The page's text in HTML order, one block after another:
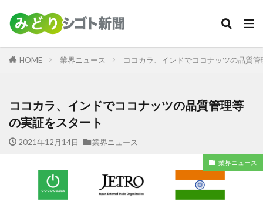
HOME 業界ニュース ココカラ、インドでココナッツの品質
ココカラ、インドでココナッツの品質管理等
の実証をスタート
2021年12月14日 業界ニュース
業界ニュース
カテゴリー